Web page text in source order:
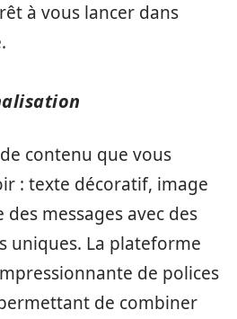
à vous lancer dans
contenu que vous
: texte décoratif, image
messages avec des
uniques. La plateforme
de polices
de combiner